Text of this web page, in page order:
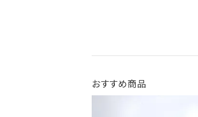
おすすめ商品